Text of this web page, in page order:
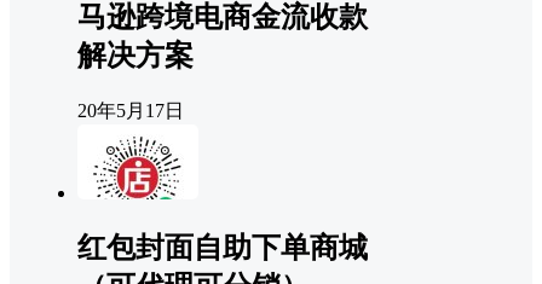
马逊跨境电商金流收款
解决方案
20年5月17日
红包封面自助下单商城